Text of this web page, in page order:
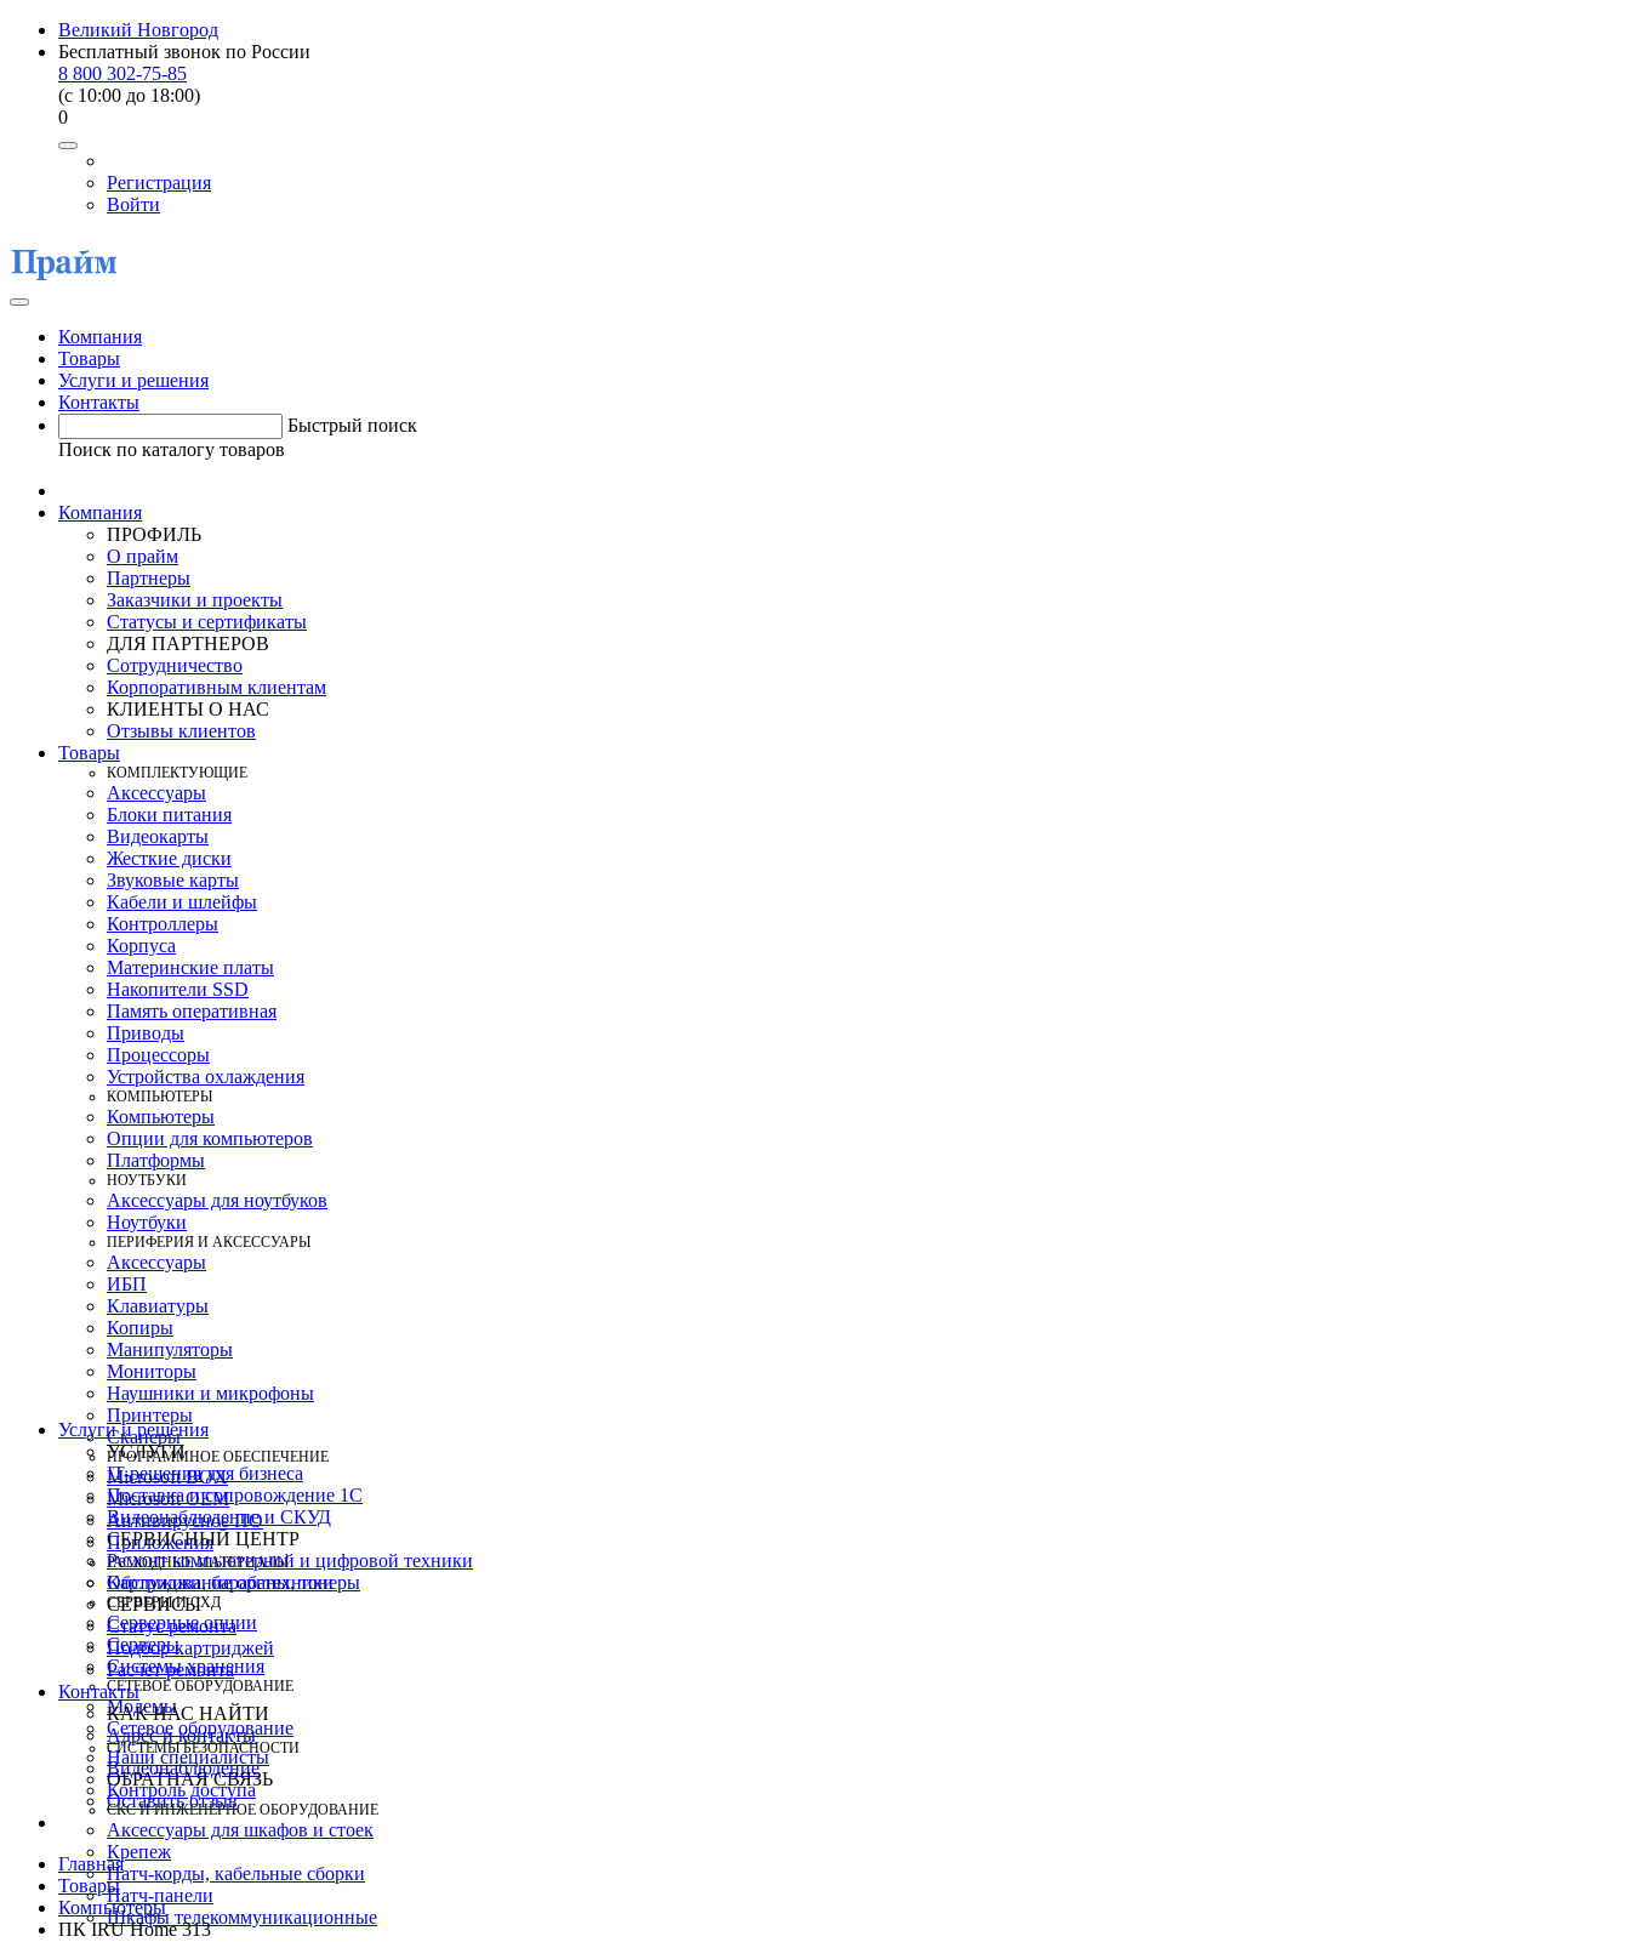
Великий Новгород
Бесплатный звонок по России
8 800 302-75-85
(c 10:00 до 18:00)
0
Регистрация
Войти
Компания
Товары
Услуги и решения
Контакты
Быстрый поиск
Поиск по каталогу товаров
Компания
ПРОФИЛЬ
О прайм
Партнеры
Заказчики и проекты
Статусы и сертификаты
ДЛЯ ПАРТНЕРОВ
Сотрудничество
Корпоративным клиентам
КЛИЕНТЫ О НАС
Отзывы клиентов
Товары
КOМПЛЕКТУЮЩИЕ
Аксессуары
Блоки питания
Видеокарты
Жесткие диски
Звуковые карты
Кабели и шлейфы
Контроллеры
Корпуса
Материнские платы
Накопители SSD
Память оперативная
Приводы
Процессоры
Устройства охлаждения
КОМПЬЮТЕРЫ
Компьютеры
Опции для компьютеров
Платформы
НОУТБУКИ
Аксессуары для ноутбуков
Ноутбуки
ПЕРИФЕРИЯ И АКСЕССУАРЫ
Аксессуары
ИБП
Клавиатуры
Копиры
Манипуляторы
Мониторы
Наушники и микрофоны
Принтеры
Сканеры
ПРОГРАММНОЕ ОБЕСПЕЧЕНИЕ
Microsoft BOX
Microsoft OEM
Антивирусное ПО
Приложения
РАСХОДНЫЕ МАТЕРИАЛЫ
Картриджи, барабаны, тонеры
СЕРВЕРЫ И СХД
Серверные опции
Серверы
Системы хранения
СЕТЕВОЕ ОБОРУДОВАНИЕ
Модемы
Сетевое оборудование
СИСТЕМЫ БЕЗОПАСНОСТИ
Видеонаблюдение
Контроль доступа
СКС И ИНЖЕНЕРНОЕ ОБОРУДОВАНИЕ
Аксессуары для шкафов и стоек
Крепеж
Патч-корды, кабельные сборки
Патч-панели
Шкафы телекоммуникационные
Услуги и решения
УСЛУГИ
IT-решения для бизнеса
Поставка и сопровождение 1C
Видеонаблюдение и СКУД
СЕРВИСНЫЙ ЦЕНТР
Ремонт компьютерной и цифровой техники
Обслуживание оргтехники
СЕРВИСЫ
Статус ремонта
Подбор картриджей
Расчет ремонта
Контакты
КАК НАС НАЙТИ
Адрес и контакты
Наши специалисты
ОБРАТНАЯ СВЯЗЬ
Оставить отзыв
Главная
Товары
Компьютеры
ПК IRU Home 313